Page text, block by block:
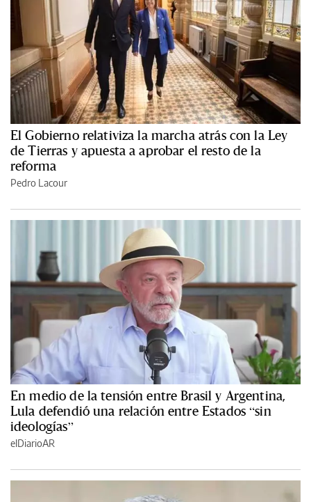
El Gobierno relativiza la marcha atrás con la Ley
de Tierras y apuesta a aprobar el resto de la
reforma
Pedro Lacour
En medio de la tensión entre Brasil y Argentina,
Lula defendió una relación entre Estados “sin
ideologías”
elDiarioAR